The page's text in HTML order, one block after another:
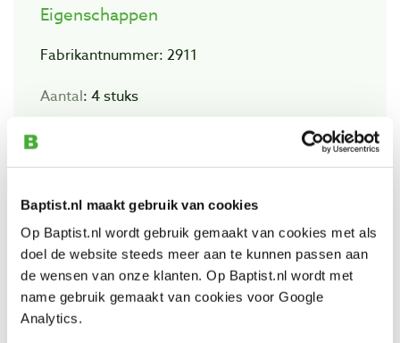
Baptist.nl maakt gebruik van cookies
Op Baptist.nl wordt gebruik gemaakt van cookies met als
doel de website steeds meer aan te kunnen passen aan
de wensen van onze klanten. Op Baptist.nl wordt met
name gebruik gemaakt van cookies voor Google
Analytics.
Eigenschappen
Fabrikantnummer: 2911
Aantal: 4 stuks
Bekijk ook
Wolfcraft verbindingskoffer